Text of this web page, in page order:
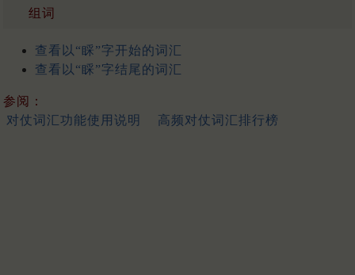
组词
查看以“睬”字开始的词汇
查看以“睬”字结尾的词汇
参阅：
对仗词汇功能使用说明
高频对仗词汇排行榜